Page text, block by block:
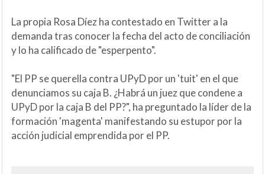
La propia Rosa Díez ha contestado en Twitter a la
demanda tras conocer la fecha del acto de conciliación
y lo ha calificado de "esperpento".
"El PP se querella contra UPyD por un 'tuit' en el que
denunciamos su caja B. ¿Habrá un juez que condene a
UPyD por la caja B del PP?", ha preguntado la líder de la
formación 'magenta' manifestando su estupor por la
acción judicial emprendida por el PP.